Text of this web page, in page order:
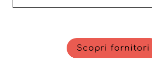
Scopri fornitori